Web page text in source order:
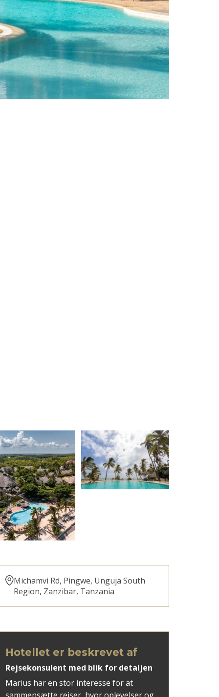
Michamvi Rd, Pingwe, Unguja South
Region, Zanzibar, Tanzania
Hotellet er beskrevet af
Rejsekonsulent med blik for detaljen
Marius har en stor interesse for at